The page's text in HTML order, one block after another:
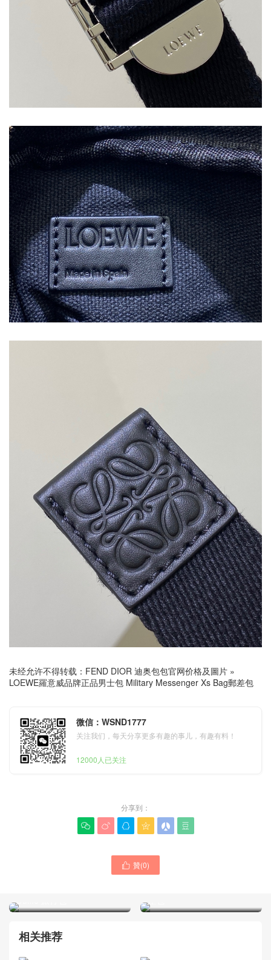
未经允许不得转载： FEND DIOR 迪奥包包官网价格及圖片 »
LOEWE羅意威品牌正品男士包 Military Messenger Xs Bag郵差包
微信：WSND1777
关注我们，每天分享更多有趣的事儿，有趣有料！
12000人已关注
分享到：
     
 贊(0)
LOEWE羅意威編號是多少
LOEWE男士包澳大利亞官方
相关推荐